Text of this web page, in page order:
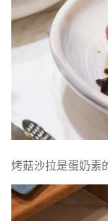
烤菇沙拉是蛋奶素